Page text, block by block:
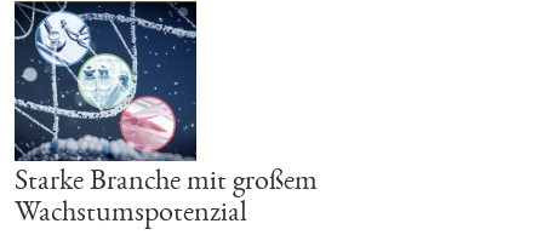
Starke Branche mit großem
Wachstumspotenzial